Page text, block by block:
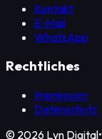
Kontakt
E-Mail
WhatsApp
Rechtliches
Impressum
Datenschutz
© 2026 Lyn Digital•